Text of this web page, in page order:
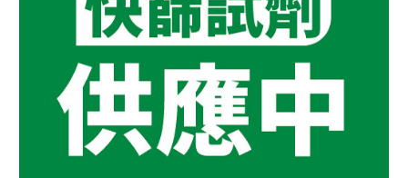
藥品」 「一頁式網站」 ...